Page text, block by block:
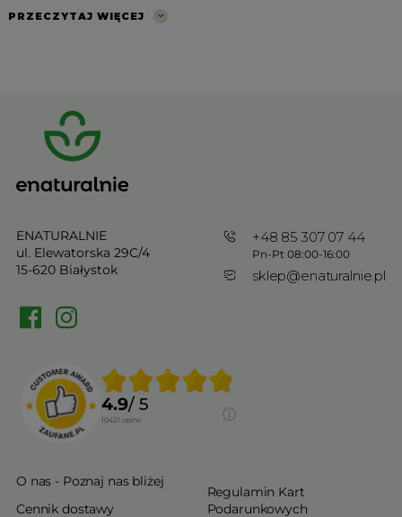
PRZECZYTAJ WIĘCEJ
ENATURALNIE
ul. Elewatorska 29C/4
15-620 Białystok
+48 85 307 07 44
Pn-Pt 08:00-16:00
sklep@enaturalnie.pl
4.9/ 5
10431 opinii
O nas - Poznaj nas bliżej
Cennik dostawy
Regulamin Kart
Podarunkowych